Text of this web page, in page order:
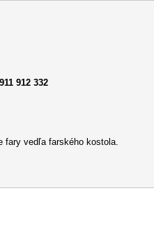
912 332
fary vedľa farského kostola.